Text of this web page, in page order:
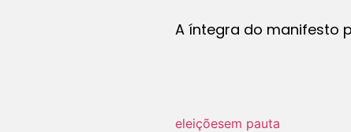
A íntegra do manifesto
eleiçõesem pauta